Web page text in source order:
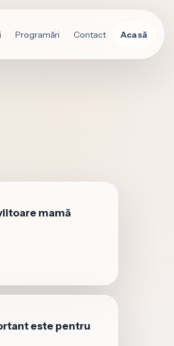
Programări Contact Acasă
mamă
este pentru